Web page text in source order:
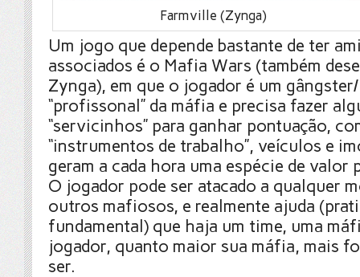
Farmville (Zynga)
Um jogo que depende bastante de ter
associados é o Mafia Wars (também
Zynga), em que o jogador é um
“profissonal” da máfia e precisa fazer
“servicinhos” para ganhar pontuação,
“instrumentos de trabalho”, veículos e
geram a cada hora uma espécie de valor
O jogador pode ser atacado a qualquer
outros mafiosos, e realmente ajuda
fundamental) que haja um time, uma
jogador, quanto maior sua máfia, mais
ser.